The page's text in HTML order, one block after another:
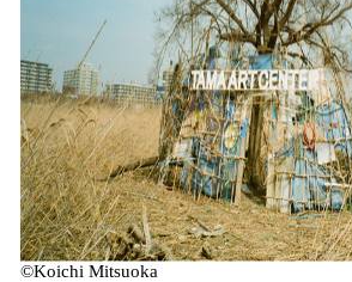
©️Koichi Mitsuoka